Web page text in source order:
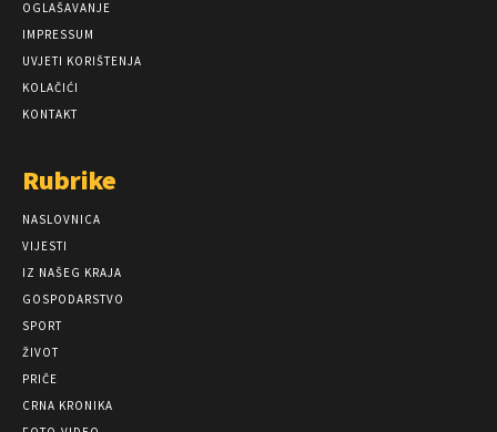
OGLAŠAVANJE
IMPRESSUM
UVJETI KORIŠTENJA
KOLAČIĆI
KONTAKT
Rubrike
NASLOVNICA
VIJESTI
IZ NAŠEG KRAJA
GOSPODARSTVO
SPORT
ŽIVOT
PRIČE
CRNA KRONIKA